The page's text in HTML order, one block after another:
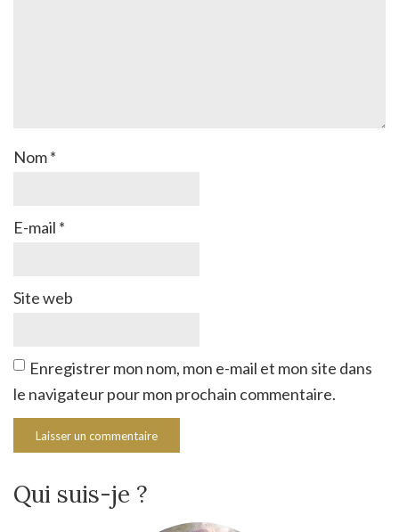
Nom*
E-mail *
Site web
Enregistrer mon nom, mon e-mail et mon site dans
le navigateur pour mon prochain commentaire.
Qui suis-je ?